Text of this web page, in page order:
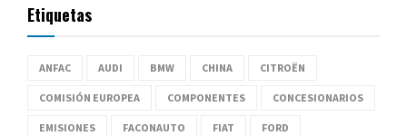
Etiquetas
ANFAC AUDI BMW CHINA CITROËN
COMISIÓN EUROPEA COMPONENTES CONCESIONARIOS
EMISIONES FACONAUTO FIAT FORD